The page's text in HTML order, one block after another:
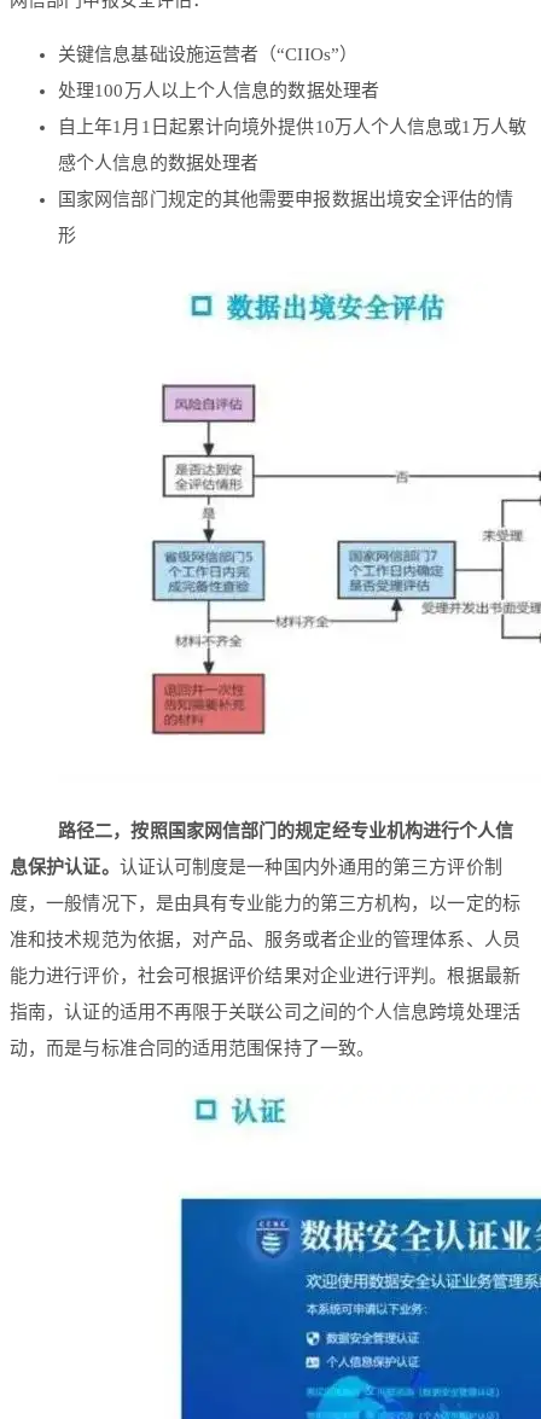
关键信息基础设施运营者（“CIIOs”）
处理100万人以上个人信息的数据处理者
自上年1月1日起累计向境外提供10万人个人信息或1万人敏
感个人信息的数据处理者
国家网信部门规定的其他需要申报数据出境安全评估的情
形
路径二，按照国家网信部门的规定经专业机构进行个人信
息保护认证。 认证认可制度是一种国内外通用的第三方评价制
度，一般情况下，是由具有专业能力的第三方机构，以一定的标
准和技术规范为依据，对产品、服务或者企业的管理体系、人员
能力进行评价，社会可根据评价结果对企业进行评判。根据最新
指南，认证的适用不再限于关联公司之间的个人信息跨境处理活
动，而是与标准合同的适用范围保持了一致。